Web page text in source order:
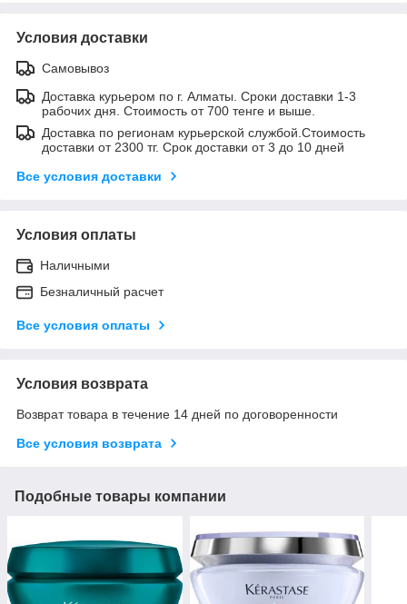
Условия доставки
Самовывоз
Доставка курьером по г. Алматы. Сроки доставки 1-3
рабочих дня. Стоимость от 700 тенге и выше.
Доставка по регионам курьерской службой.Стоимость
доставки от 2300 тг. Срок доставки от 3 до 10 дней
Все условия доставки
Условия оплаты
Наличными
Безналичный расчет
Все условия оплаты
Условия возврата
Возврат товара в течение 14 дней по договоренности
Все условия возврата
Подобные товары компании